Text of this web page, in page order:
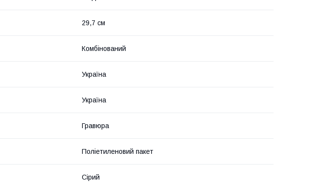
29,7 см
Комбінований
Україна
Україна
Гравюра
Поліетиленовий пакет
Сірий